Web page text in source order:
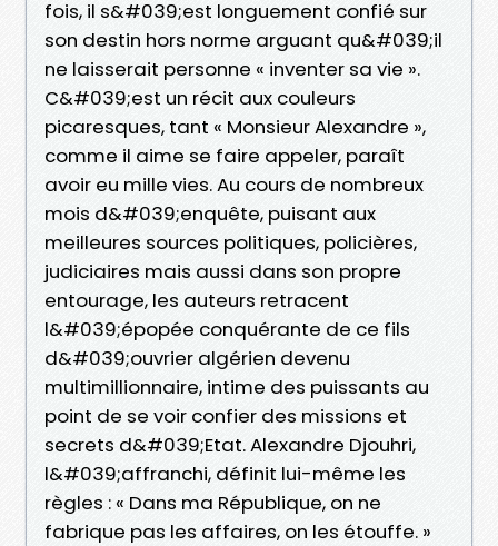
fois, il s&#039;est longuement confié sur
son destin hors norme arguant qu&#039;il
ne laisserait personne « inventer sa vie ».
C&#039;est un récit aux couleurs
picaresques, tant « Monsieur Alexandre »,
comme il aime se faire appeler, paraît
avoir eu mille vies. Au cours de nombreux
mois d&#039;enquête, puisant aux
meilleures sources politiques, policières,
judiciaires mais aussi dans son propre
entourage, les auteurs retracent
l&#039;épopée conquérante de ce fils
d&#039;ouvrier algérien devenu
multimillionnaire, intime des puissants au
point de se voir confier des missions et
secrets d&#039;Etat. Alexandre Djouhri,
l&#039;affranchi, définit lui-même les
règles : « Dans ma République, on ne
fabrique pas les affaires, on les étouffe. »